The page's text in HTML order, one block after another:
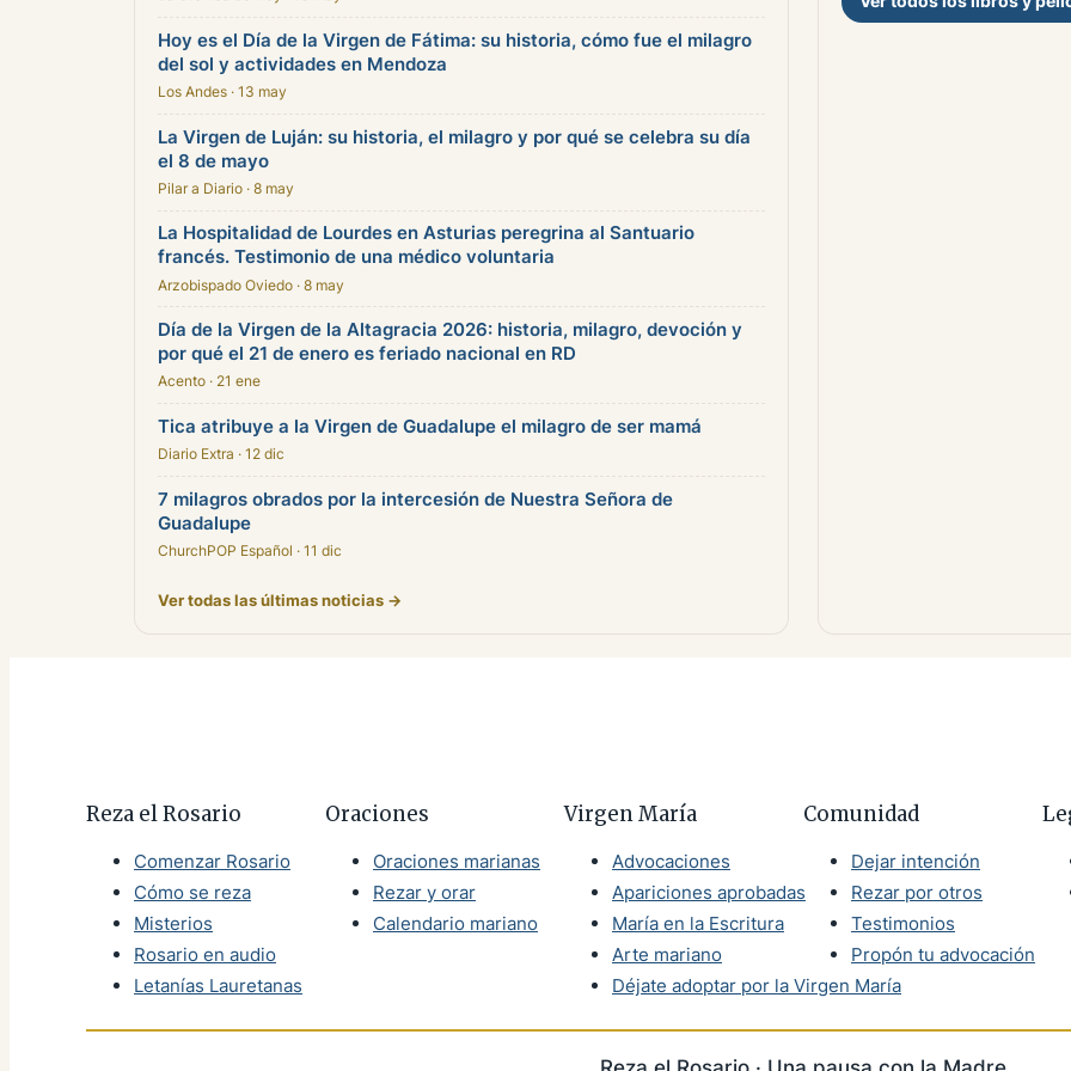
Hoy es el Día de la Virgen de Fátima: su historia, cómo fue el milagro
del sol y actividades en Mendoza
Los Andes · 13 may
La Virgen de Luján: su historia, el milagro y por qué se celebra su día
el 8 de mayo
Pilar a Diario · 8 may
La Hospitalidad de Lourdes en Asturias peregrina al Santuario
francés. Testimonio de una médico voluntaria
Arzobispado Oviedo · 8 may
Día de la Virgen de la Altagracia 2026: historia, milagro, devoción y
por qué el 21 de enero es feriado nacional en RD
Acento · 21 ene
Tica atribuye a la Virgen de Guadalupe el milagro de ser mamá
Diario Extra · 12 dic
7 milagros obrados por la intercesión de Nuestra Señora de
Guadalupe
ChurchPOP Español · 11 dic
Ver todas las últimas noticias →
Reza el Rosario
Comenzar Rosario
Cómo se reza
Misterios
Rosario en audio
Letanías Lauretanas
Oraciones
Oraciones marianas
Rezar y orar
Calendario mariano
Virgen María
Advocaciones
Apariciones aprobadas
María en la Escritura
Arte mariano
Déjate adoptar por la Virgen María
Comunidad
Dejar intención
Rezar por otros
Testimonios
Propón tu advocación